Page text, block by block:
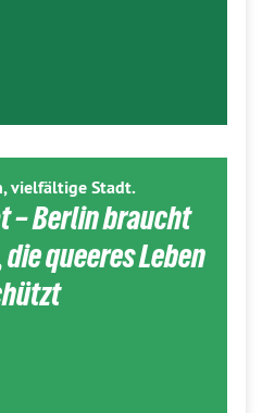
vielfältige Stadt.
– Berlin braucht
queeres Leben